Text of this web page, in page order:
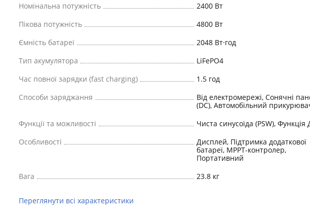
Номінальна потужність
2400 Вт
Пікова потужність
4800 Вт
Ємність батареї
2048 Вт·год
Тип акумулятора
LiFePO4
Час повної зарядки (fast charging)
1.5 год
Способи заряджання
Від електромережі, Сонячні
(DC), Автомобільний
Функції та можливості
Чиста синусоїда (PSW),
Особливості
Дисплей, Підтримка додаткової
батареї, MPPT-контролер,
Портативний
Вага
23.8 кг
Переглянути всі характеристики